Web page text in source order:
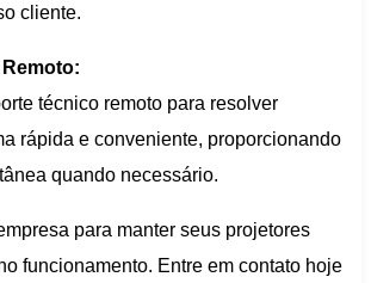
cliente.
técnico remoto para resolver
rápida e conveniente, proporcionando
quando necessário.
para manter seus projetores
funcionamento. Entre em contato hoje